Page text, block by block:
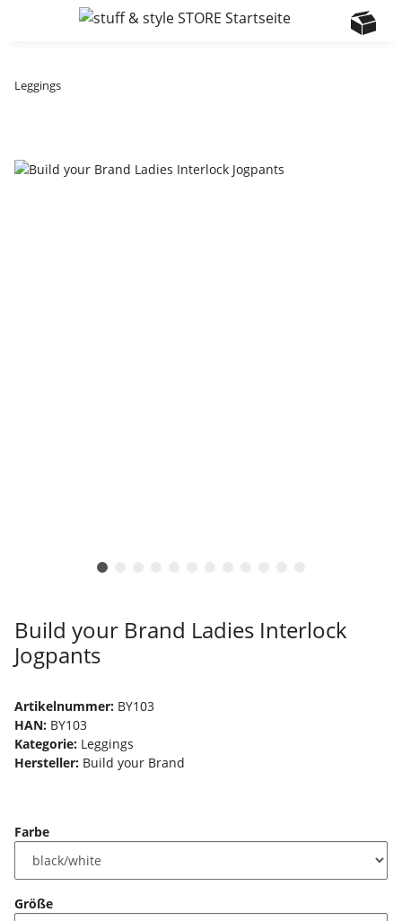
Leggings
Build your Brand Ladies Interlock
Jogpants
Artikelnummer: BY103
HAN: BY103
Kategorie: Leggings
Hersteller: Build your Brand
Farbe
Größe